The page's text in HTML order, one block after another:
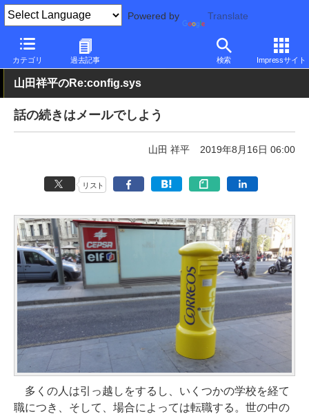
Powered by Translate
カテゴリ 過去記事 検索 Impressサイト
PC Watch 市場 動向
山田祥平のRe:config.sys
話の続きはメールでしよう
山田 祥平 2019年8月16日 06:00
リスト
多くの人は引っ越しをするし、いくつかの学校を経て
職につき、そして、場合によっては転職する。世の中の